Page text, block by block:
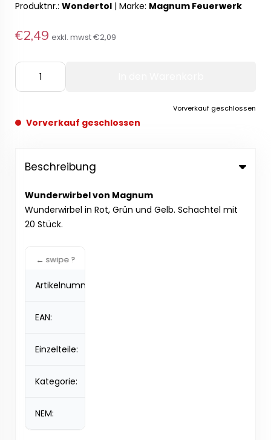
Produktnr.: Wondertol | Marke: Magnum Feuerwerk
€2,49 exkl. mwst€2,09
Vorverkauf geschlossen
Vorverkauf geschlossen
Beschreibung
Wunderwirbel von Magnum
Wunderwirbel in Rot, Grün und Gelb. Schachtel mit
20 Stück.
Artikelnummer:
EAN:
Einzelteile:
Kategorie:
NEM: